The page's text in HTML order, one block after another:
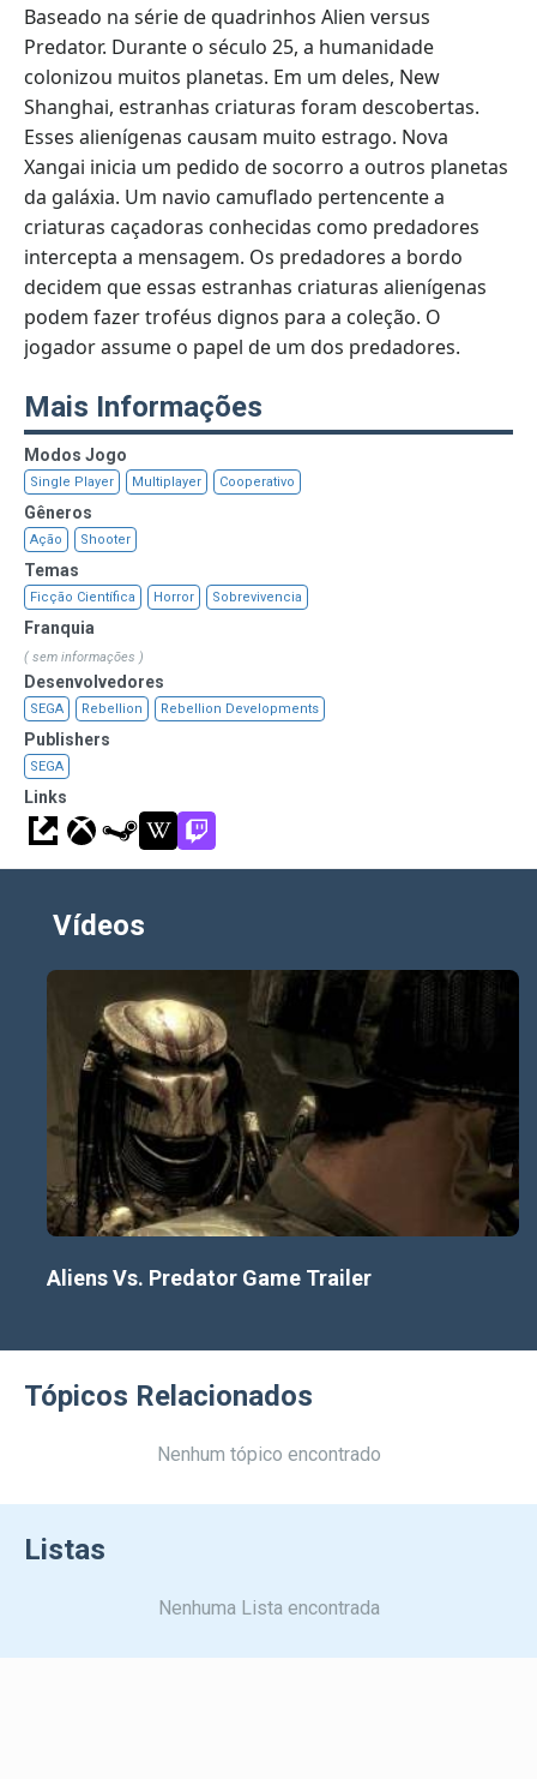
Baseado na série de quadrinhos Alien versus
Predator. Durante o século 25, a humanidade
colonizou muitos planetas. Em um deles, New
Shanghai, estranhas criaturas foram descobertas.
Esses alienígenas causam muito estrago. Nova
Xangai inicia um pedido de socorro a outros planetas
da galáxia. Um navio camuflado pertencente a
criaturas caçadoras conhecidas como predadores
intercepta a mensagem. Os predadores a bordo
decidem que essas estranhas criaturas alienígenas
podem fazer troféus dignos para a coleção. O
jogador assume o papel de um dos predadores.
Mais Informações
Modos Jogo
Single Player Multiplayer Cooperativo
Gêneros
Ação Shooter
Temas
Ficção Científica Horror Sobrevivencia
Franquia
( sem informações )
Desenvolvedores
SEGA Rebellion Rebellion Developments
Publishers
SEGA
Links
Vídeos
Aliens Vs. Predator Game Trailer
Tópicos Relacionados
Nenhum tópico encontrado
Listas
Nenhuma Lista encontrada